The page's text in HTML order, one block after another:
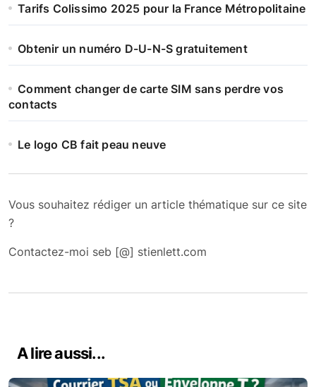
Tarifs Colissimo 2025 pour la France Métropolitaine
Obtenir un numéro D-U-N-S gratuitement
Comment changer de carte SIM sans perdre vos
contacts
Le logo CB fait peau neuve
Vous souhaitez rédiger un article thématique sur ce site
?
Contactez-moi seb [@] stienlett.com
A lire aussi...